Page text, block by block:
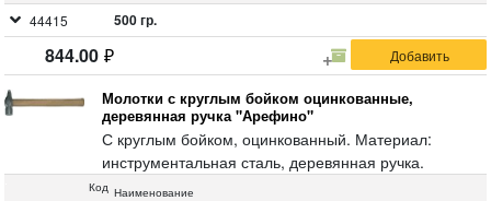
44415 500 гр.
844.00
Молотки с круглым бойком оцинкованные,
деревянная ручка "Арефино"
С круглым бойком, оцинкованный. Материал:
инструментальная сталь, деревянная ручка.
Код Наименование